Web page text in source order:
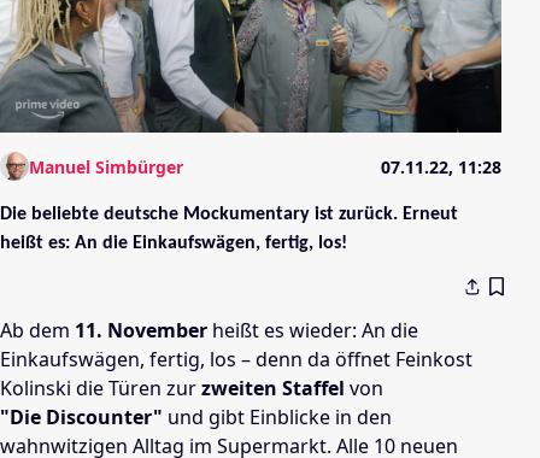
Manuel Simbürger 07.11.22, 11:28
Die beliebte deutsche Mockumentary ist zurück. Erneut
heißt es: An die Einkaufswägen, fertig, los!
Ab dem 11. November heißt es wieder: An die
Einkaufswägen, fertig, los – denn da öffnet Feinkost
Kolinski die Türen zurzweiten Staffel von
"Die Discounter" und gibt Einblicke in den
wahnwitzigen Alltag im Supermarkt. Alle 10 neuen